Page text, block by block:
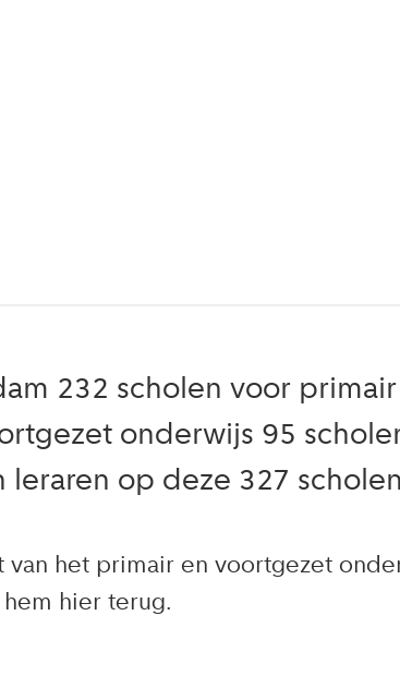
232 scholen voor
onderwijs 95
op deze 327
van het primair en voortgezet
hier terug.